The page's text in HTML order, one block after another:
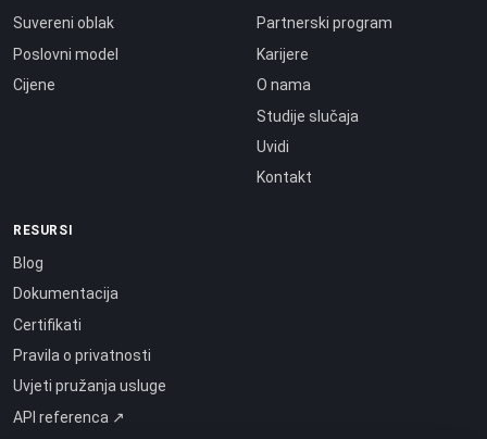
Suvereni oblak
Poslovni model
Cijene
Partnerski program
Karijere
O nama
Studije slučaja
Uvidi
Kontakt
RESURSI
Blog
Dokumentacija
Certifikati
Pravila o privatnosti
Uvjeti pružanja usluge
API referenca ↗